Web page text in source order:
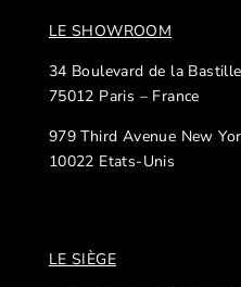
LE SHOWROOM
34 Boulevard de la Bastille
75012 Paris – France
979 Third Avenue New
10022 Etats-Unis
LE SIÈGE